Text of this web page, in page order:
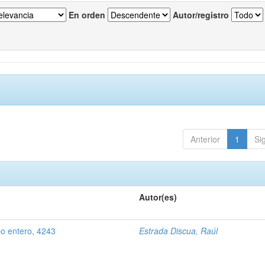
En orden Autor/registro
Anterior 1
Autor(es)
entero, 4243 Estrada Discua, Raúl